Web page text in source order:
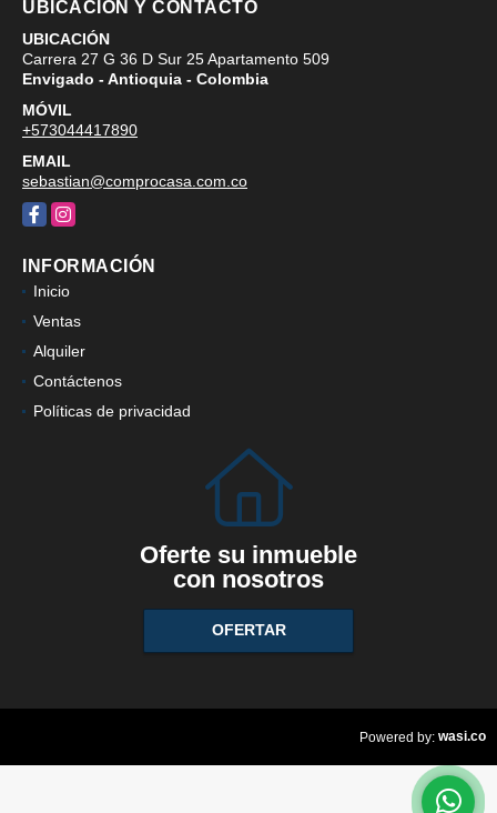
UBICACIÓN Y CONTACTO
UBICACIÓN
Carrera 27 G 36 D Sur 25 Apartamento 509
Envigado - Antioquia - Colombia
MÓVIL
+573044417890
EMAIL
sebastian@comprocasa.com.co
FacebookInstagram
INFORMACIÓN
Inicio
Ventas
Alquiler
Contáctenos
Políticas de privacidad
Oferte su inmueble
con nosotros
OFERTAR
Powered by: wasi.co